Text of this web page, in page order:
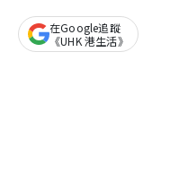
在Google追蹤
《UHK 港生活》